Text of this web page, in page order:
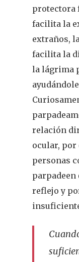
protectora
facilita la
extraños,
facilita la
la lágrima
relación
ocular, por
personas
parpadeen
reflejo y